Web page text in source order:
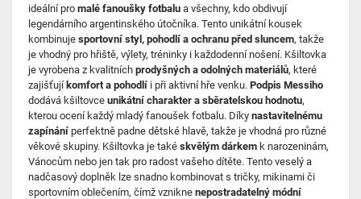
ideální pro malé fanoušky fotbalu a všechny, kdo obdivují
legendárního argentinského útočníka. Tento unikátní kousek
kombinuje sportovní styl, pohodlí a ochranu před sluncem, takže
je vhodný pro hřiště, výlety, tréninky i každodenní nošení. Kšiltovka
je vyrobena z kvalitních prodyšných a odolných materiálů, které
zajišťují komfort a pohodlí i při aktivní hře venku. Podpis Messiho
dodává kšiltovce unikátní charakter a sběratelskou hodnotu,
kterou ocení každý mladý fanoušek fotbalu. Díky nastavitelnému
zapínání perfektně padne dětské hlavě, takže je vhodná pro různé
věkové skupiny. Kšiltovka je také skvělým dárkem k narozeninám,
Vánocům nebo jen tak pro radost vašeho dítěte. Tento veselý a
nadčasový doplněk lze snadno kombinovat s tričky, mikinami či
sportovním oblečením, čímž vznikne nepostradatelný módní